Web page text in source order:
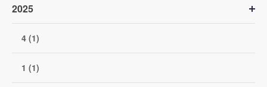
2025
4 (1)
1 (1)